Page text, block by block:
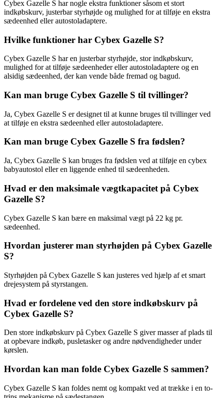
Cybex Gazelle S har nogle ekstra funktioner såsom et stort
indkøbskurv, justerbar styrhøjde og mulighed for at tilføje en ekstra
sædeenhed eller autostoladaptere.
Hvilke funktioner har Cybex Gazelle S?
Cybex Gazelle S har en justerbar styrhøjde, stor indkøbskurv,
mulighed for at tilføje sædeenheder eller autostoladaptere og en
alsidig sædeenhed, der kan vende både fremad og bagud.
Kan man bruge Cybex Gazelle S til tvillinger?
Ja, Cybex Gazelle S er designet til at kunne bruges til tvillinger ved
at tilføje en ekstra sædeenhed eller autostoladaptere.
Kan man bruge Cybex Gazelle S fra fødslen?
Ja, Cybex Gazelle S kan bruges fra fødslen ved at tilføje en cybex
babyautostol eller en liggende enhed til sædeenheden.
Hvad er den maksimale vægtkapacitet på Cybex
Gazelle S?
Cybex Gazelle S kan bære en maksimal vægt på 22 kg pr.
sædeenhed.
Hvordan justerer man styrhøjden på Cybex Gazelle
S?
Styrhøjden på Cybex Gazelle S kan justeres ved hjælp af et smart
drejesystem på styrstangen.
Hvad er fordelene ved den store indkøbskurv på
Cybex Gazelle S?
Den store indkøbskurv på Cybex Gazelle S giver masser af plads til
at opbevare indkøb, pusletasker og andre nødvendigheder under
kørslen.
Hvordan kan man folde Cybex Gazelle S sammen?
Cybex Gazelle S kan foldes nemt og kompakt ved at trække i en to-